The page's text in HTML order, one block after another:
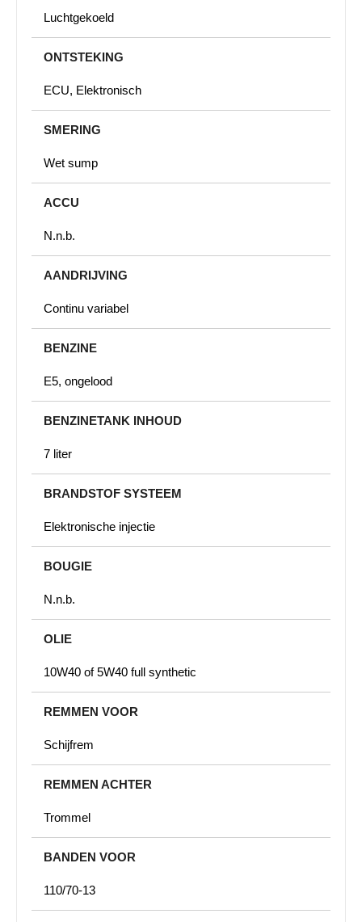
Luchtgekoeld
ONTSTEKING
ECU, Elektronisch
SMERING
Wet sump
ACCU
N.n.b.
AANDRIJVING
Continu variabel
BENZINE
E5, ongelood
BENZINETANK INHOUD
7 liter
BRANDSTOF SYSTEEM
Elektronische injectie
BOUGIE
N.n.b.
OLIE
10W40 of 5W40 full synthetic
REMMEN VOOR
Schijfrem
REMMEN ACHTER
Trommel
BANDEN VOOR
110/70-13